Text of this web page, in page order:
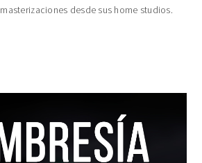
masterizaciones desde sus home studios.